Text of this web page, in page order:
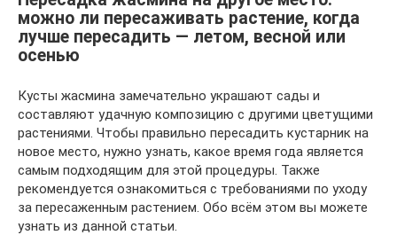
можно ли пересаживать растение, когда
лучше пересадить — летом, весной или
осенью
Кусты жасмина замечательно украшают сады и
составляют удачную композицию с другими цветущими
растениями. Чтобы правильно пересадить кустарник на
новое место, нужно узнать, какое время года является
самым подходящим для этой процедуры. Также
рекомендуется ознакомиться с требованиями по уходу
за пересаженным растением. Обо всём этом вы можете
узнать из данной статьи.